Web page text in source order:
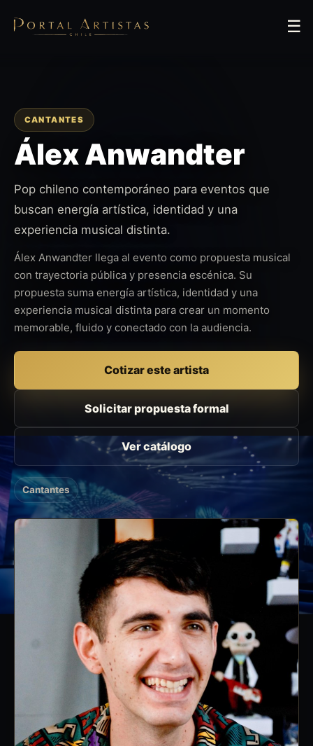
☰
CANTANTES
Álex Anwandter
Pop chileno contemporáneo para eventos que
buscan energía artística, identidad y una
experiencia musical distinta.
Álex Anwandter llega al evento como propuesta musical
con trayectoria pública y presencia escénica. Su
propuesta suma energía artística, identidad y una
experiencia musical distinta para crear un momento
memorable, fluido y conectado con la audiencia.
Cotizar este artista
Solicitar propuesta formal
Ver catálogo
Cantantes